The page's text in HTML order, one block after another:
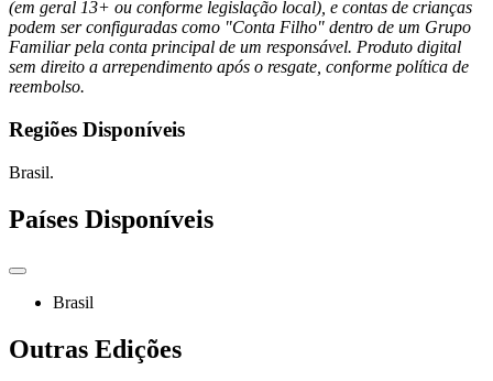
(em geral 13+ ou conforme legislação local), e contas de crianças
podem ser configuradas como "Conta Filho" dentro de um Grupo
Familiar pela conta principal de um responsável. Produto digital
sem direito a arrependimento após o resgate, conforme política de
reembolso.
Regiões Disponíveis
Brasil.
Países Disponíveis
Brasil
Outras Edições